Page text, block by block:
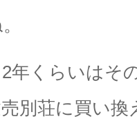
年くらいはそ
別荘に買い換